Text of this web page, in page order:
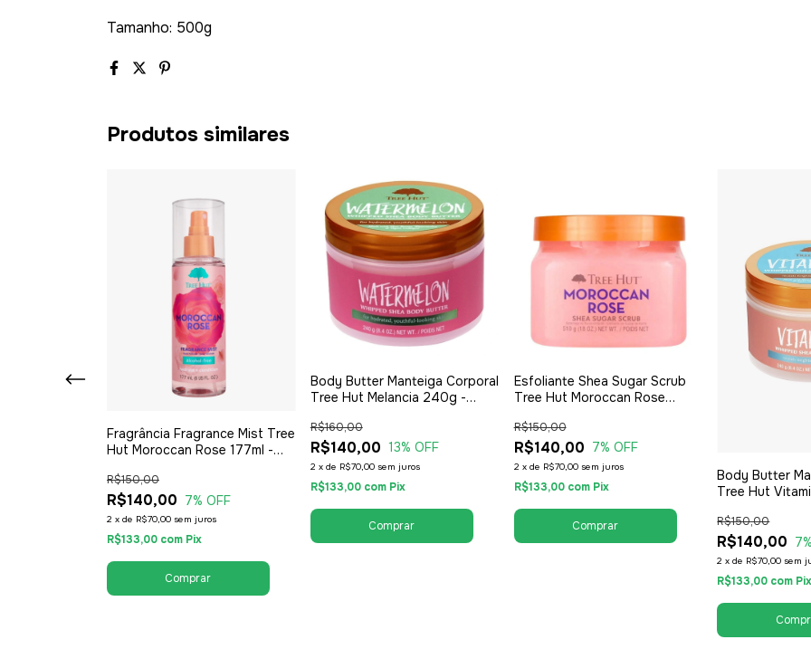
Tamanho: 500g
Produtos similares
Scrub
Fragrância Fragrance Mist Tree
Hut Moroccan Rose 177ml -
R$140,00
R$150,00
7% OFF
2 x de R$70,00 sem juros
R$133,00 com Pix
Body Butter Manteiga Corporal
Tree Hut Melancia 240g -
R$140,00
R$160,00
13% OFF
2 x de R$70,00 sem juros
R$133,00 com Pix
Esfoliante Shea Sugar Scrub
Tree Hut Moroccan Rose
R$140,00
R$150,00
7% OFF
2 x de R$70,00 sem juros
R$133,00 com Pix
Body Butter
Tree Hut
R$140,00
R$150,00
7
2 xde R$70,00 sem
R$133,00 com Pix